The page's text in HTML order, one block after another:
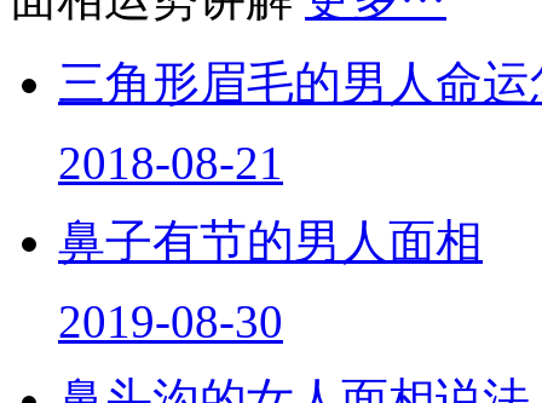
三角形眉毛的男人命
2018-08-21
鼻子有节的男人面相
2019-08-30